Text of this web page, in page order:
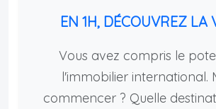
EN 1H, DÉCOUVREZ LA
Vous avez compris le
l'immobilier international.
commencer ? Quelle